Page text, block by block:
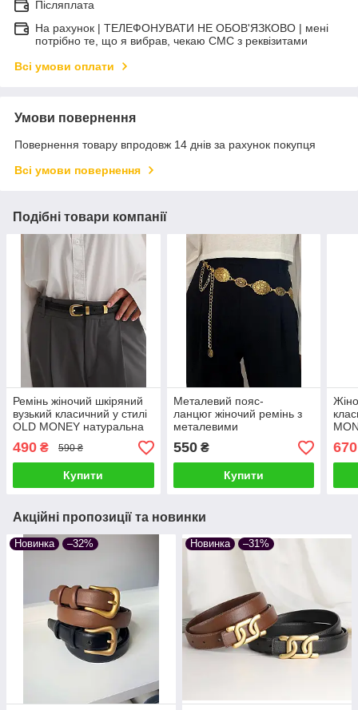
Післяплата
На рахунок | ТЕЛЕФОНУВАТИ НЕ ОБОВ'ЯЗКОВО | мені
потрібно те, що я вибрав, чекаю СМС з реквізитами
Всі умови оплати
Умови повернення
Повернення товару впродовж 14 днів за рахунок покупця
Всі умови повернення
Подібні товари компанії
Ремінь жіночий шкіряний
вузький класичний у стилі
OLD MONEY натуральна
шкіра з золотою овальною
пряжкою мінімалістичний
490 ₴ 590 ₴
Купити
Металевий пояс-
ланцюг жіночий ремінь з
металевими
медальйонами та
ланцюжком у вінтажному
стилі
550₴
Купити
з
670
Акційні пропозиції та новинки
Новинка –32% Новинка –31%